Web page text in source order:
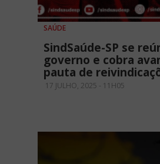
SAÚDE
SindSaúde-SP se
governo e cobra
pauta de
17 JULHO, 2025 - 11H05